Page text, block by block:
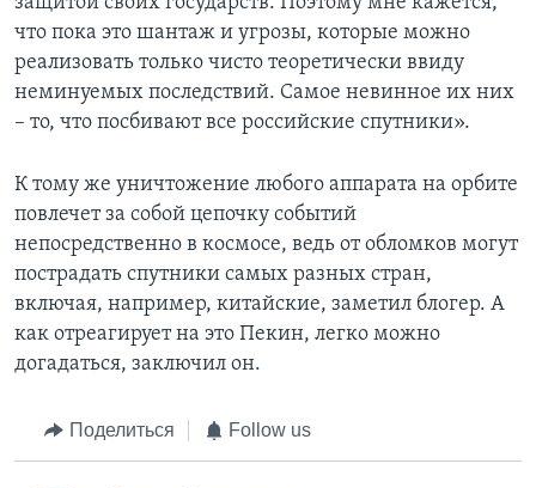
что пока это шантаж и угрозы, которые можно
реализовать только чисто теоретически ввиду
неминуемых последствий. Самое невинное их них
– то, что посбивают все российские спутники».
К тому же уничтожение любого аппарата на орбите
повлечет за собой цепочку событий
непосредственно в космосе, ведь от обломков могут
пострадать спутники самых разных стран,
включая, например, китайские, заметил блогер. А
как отреагирует на это Пекин, легко можно
догадаться, заключил он.
Поделиться Follow us